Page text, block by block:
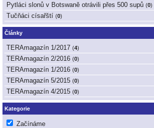
Pytláci slonů v Botswaně otrávili přes 500 supů (0)
Tučňáci císařští (0)
Články
TERAmagazín 1/2017 (4)
TERAmagazín 2/2016 (0)
TERAmagazín 1/2016 (0)
TERAmagazín 5/2015 (0)
TERAmagazín 4/2015 (0)
Kategorie
Začínáme